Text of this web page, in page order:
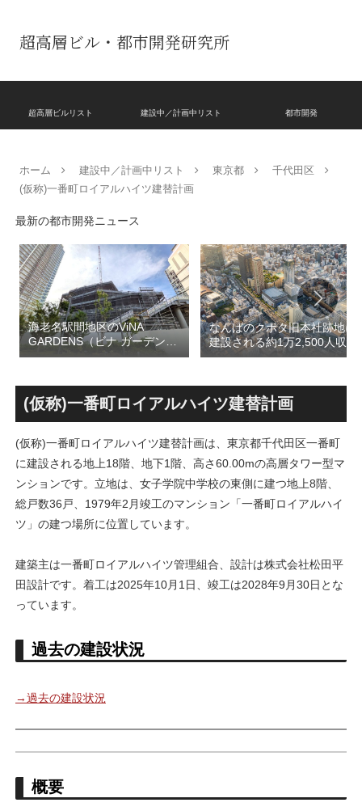
超高層ビル・都市開発研究所
超高層ビルリスト 建設中／計画中リスト 都市開発
ホーム 建設中／計画中リスト 東京都
千代田区
(仮称)一番町ロイアルハイツ建替計画
最新の都市開発ニュース
海老名駅間地区のViNA
GARDENS（ビナ ガーデン
ズ）で建設中の「（仮称）フ
テル温浴棟」2026年夏時点建
設状況！！天然温泉のほか子
育て・ペット関連の複合施設
なんばのクボタ旧本社跡地に
建設される約1万2,500人収容
の多目的アリーナ「（仮称）
区名称は「Kubota field（クボ
タフィールド）」に決定！！
(仮称)一番町ロイアルハイツ建替計画
(仮称)一番町ロイアルハイツ建替計画は、東京都千代田区一番町
に建設される地上18階、地下1階、高さ60.00mの高層タワー型マ
ンションです。立地は、女子学院中学校の東側に建つ地上8階、
総戸数36戸、1979年2月竣工のマンション「一番町ロイアルハイ
ツ」の建つ場所に位置しています。
建築主は一番町ロイアルハイツ管理組合、設計は株式会社松田平
田設計です。着工は2025年10月1日、竣工は2028年9月30日とな
っています。
過去の建設状況
→過去の建設状況
概要